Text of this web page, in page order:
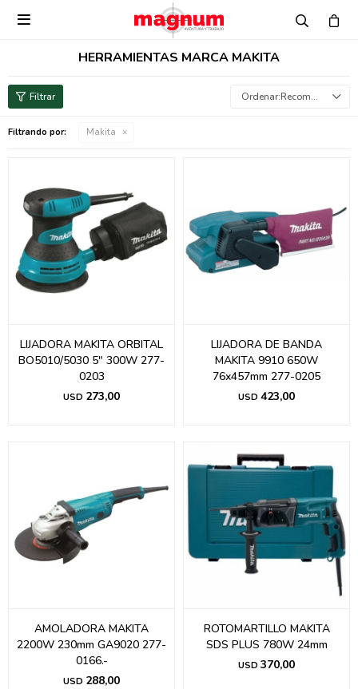

HERRAMIENTAS MARCA MAKITA
Recomendados
Filtrando por: Makita
LIJADORA MAKITA ORBITAL
BO5010/5030 5" 300W 277-
0203
USD 273,00
LIJADORA DE BANDA
MAKITA 9910 650W
76x457mm 277-0205
USD 423,00
AMOLADORA MAKITA
2200W 230mm GA9020 277-
0166.-
USD 288,00
ROTOMARTILLO MAKITA
SDS PLUS 780W 24mm
USD 370,00